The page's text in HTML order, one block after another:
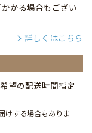
かる場合もござい
詳しくはこちら
望の配送時間指定
けする場合もありま